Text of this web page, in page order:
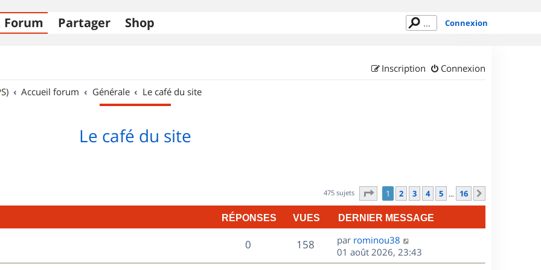
Forum Partager Shop Connexion
Connexion
Inscription
Accueil forum Générale Le café du site
Le café du site
475 sujets Page sur16
1 2 3 4 5 … 16
RÉPONSES VUES DERNIER MESSAGE
0R
é
158V
u
D
e
r
par rominou38
01 août 2026, 23:43